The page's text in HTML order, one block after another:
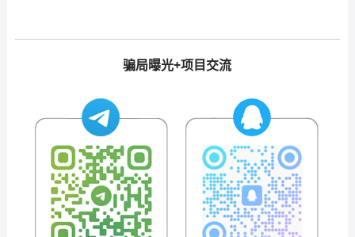
骗局曝光+项目交流